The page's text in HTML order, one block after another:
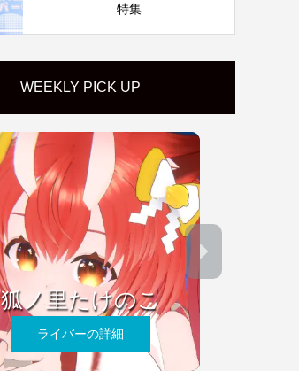
特集
WEEKLY PICK UP
狐ノ里たけのこ
ライバーの詳細